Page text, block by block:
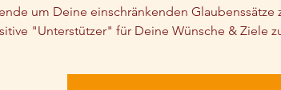
um Deine einschränkenden Glaubenssätze